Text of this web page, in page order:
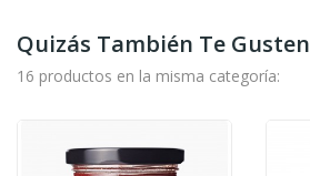
Quizás También Te Gusten
16 productos en la misma categoría: